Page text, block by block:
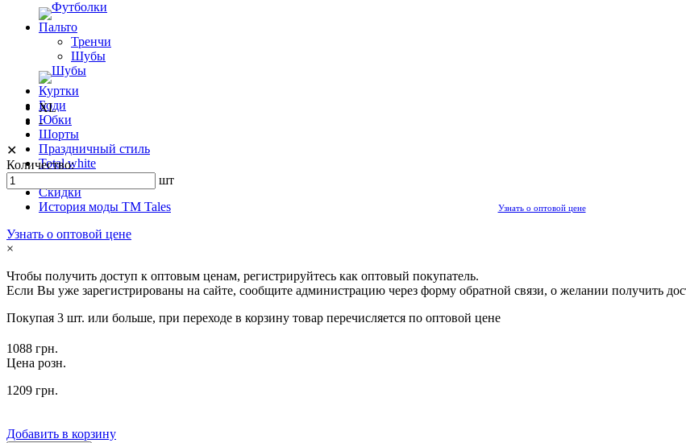
Пальто
Тренчи
Шубы
Куртки
Боди
Юбки
Шорты
Праздничный стиль
Total white
ЗИМА 24
Скидки
История моды ТМ Tales
XL
-
✕
Количество:
шт
Узнать о оптовой цене
Узнать о оптовой цене
×
Чтобы получить доступ к оптовым ценам, регистрируйтесь как оптовый покупатель.
Если Вы уже зарегистрированы на сайте, сообщите администрацию через форму обратной связи, о желании получить
Покупая 3 шт. или больше, при переходе в корзину товар перечисляется по оптовой цене
1088 грн.
Цена розн.
1209 грн.
Добавить в корзину